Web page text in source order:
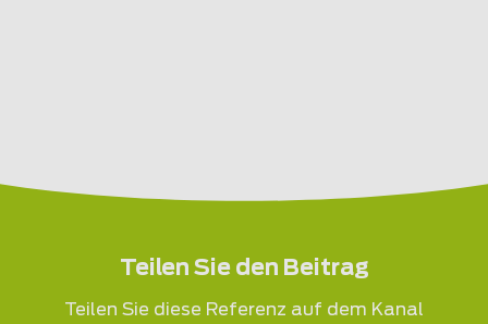
Teilen Sie den Beitrag
Teilen Sie diese Referenz auf dem Kanal